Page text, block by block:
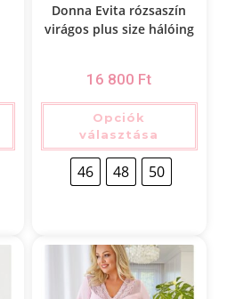
Donna Evita rózsaszín
virágos plus size hálóing
16 800 Ft
Opciók
választása
46 48 50